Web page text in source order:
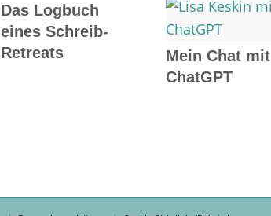
Das Logbuch
eines Schreib-
Retreats
Mein Chat mit
ChatGPT